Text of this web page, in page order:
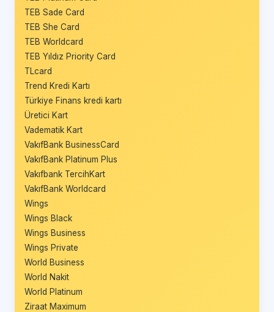
TEB Sade Card
TEB She Card
TEB Worldcard
TEB Yıldız Priority Card
TLcard
Trend Kredi Kartı
Türkiye Finans kredi kartı
Üretici Kart
Vadematik Kart
VakıfBank BusinessCard
VakıfBank Platinum Plus
Vakıfbank TercihKart
VakıfBank Worldcard
Wings
Wings Black
Wings Business
Wings Private
World Business
World Nakit
World Platinum
Ziraat Maximum